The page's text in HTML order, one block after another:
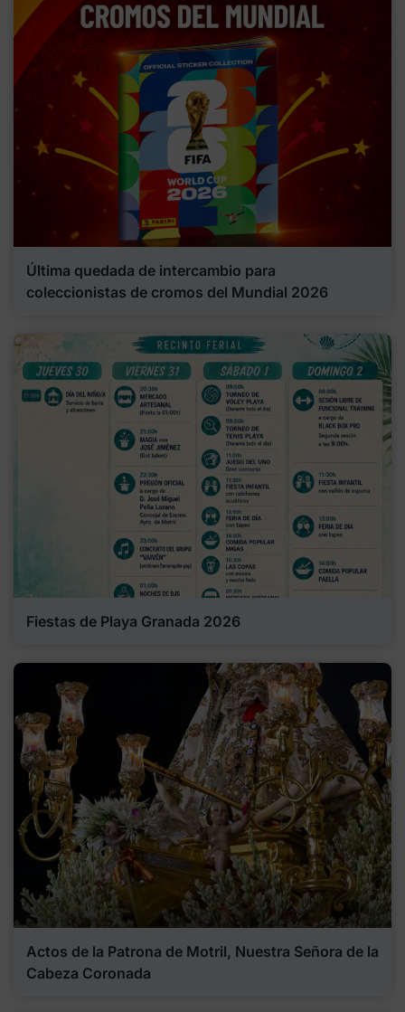
Última quedada de intercambio para
coleccionistas de cromos del Mundial 2026
Fiestas de Playa Granada 2026
Actos de la Patrona de Motril, Nuestra Señora de la
Cabeza Coronada